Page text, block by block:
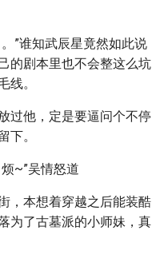
”谁知武辰星竟然如此说
的剧本里也不会整这么坑
线。
过他，定是要逼问个不停
下。
~”吴情怒道
，本想着穿越之后能装酷
为了古墓派的小师妹，真